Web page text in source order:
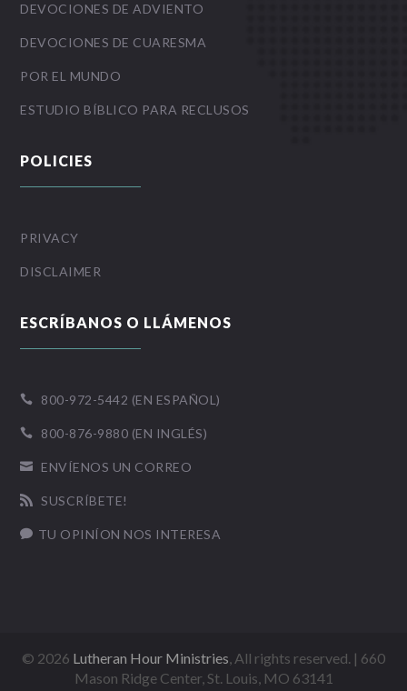
DEVOCIONES DE ADVIENTO
DEVOCIONES DE CUARESMA
POR EL MUNDO
ESTUDIO BÍBLICO PARA RECLUSOS
POLICIES
PRIVACY
DISCLAIMER
ESCRÍBANOS O LLÁMENOS
 800-972-5442 (EN ESPAÑOL)
 800-876-9880 (EN INGLÉS)
 ENVÍENOS UN CORREO
 SUSCRÍBETE!
 TU OPINÍON NOS INTERESA
© 2026 Lutheran Hour Ministries, All rights reserved. | 660
Mason Ridge Center, St. Louis, MO 63141